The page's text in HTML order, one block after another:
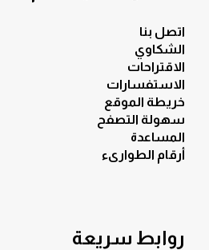
اتصل بنا
الشكاوي
الاقتراحات
الاستفسارات
خريطة الموقع
سهولة التصفح
المساعدة
أرقام الطوارىء
روابط سريعة